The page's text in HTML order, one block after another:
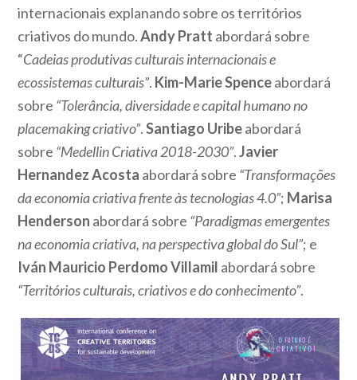
internacionais explanando sobre os territórios
criativos do mundo.Andy Pratt abordará sobre
“Cadeias produtivas culturais internacionais e
ecossistemas culturais”. Kim-Marie Spenceabordará
sobre “Tolerância, diversidade e capital humano no
placemaking criativo”.Santiago Uribeabordará
sobre “Medellin Criativa 2018-2030”.Javier
Hernandez Acosta abordará sobre “Transformações
da economia criativa frente às tecnologias 4.0”; Marisa
Henderson abordará sobre “Paradigmas emergentes
na economia criativa, na perspectiva global do Sul”; e
Iván Mauricio Perdomo Villamil abordará sobre
“Territórios culturais, criativos e do conhecimento”.